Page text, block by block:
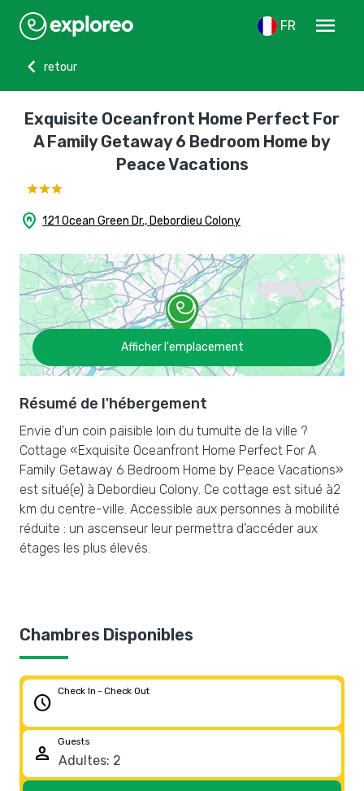
FR
menu
chevron_left
retour
Exquisite Oceanfront Home Perfect For
A Family Getaway 6 Bedroom Home by
Peace Vacations
home_pin 121 Ocean Green Dr., Debordieu Colony
Afficher l'emplacement
Résumé de l'hébergement
Envie d’un coin paisible loin du tumulte de la ville ?
Cottage «Exquisite Oceanfront Home Perfect For A
Family Getaway 6 Bedroom Home by Peace Vacations»
est situé(e) à Debordieu Colony. Ce cottage est situé à2
km du centre-ville. Accessible aux personnes à mobilité
réduite : un ascenseur leur permettra d’accéder aux
étages les plus élevés.
Chambres Disponibles
schedule
Check In - Check Out
person
Guests